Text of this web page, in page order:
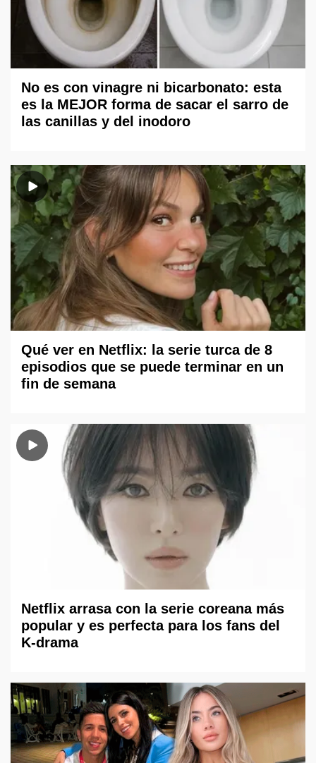
No es con vinagre ni bicarbonato: esta
es la MEJOR forma de sacar el sarro de
las canillas y del inodoro
Qué ver en Netflix: la serie turca de 8
episodios que se puede terminar en un
fin de semana
Netflix arrasa con la serie coreana más
popular y es perfecta para los fans del
K-drama